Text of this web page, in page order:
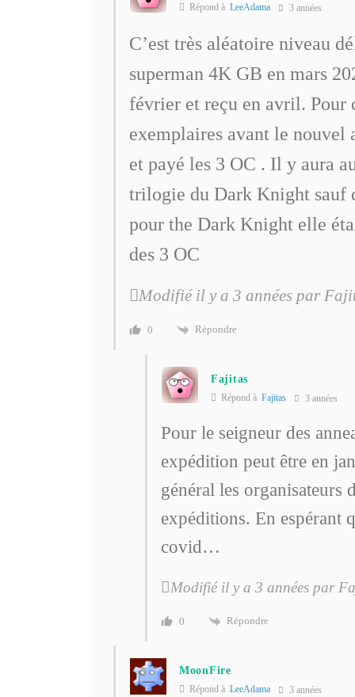
Répond à LeeAdama 3 années
C’est très aléatoire niveau
superman 4K GB en mars
février et reçu en avril. Pour
exemplaires avant le
et payé les 3 OC . Il y aura
trilogie du Dark Knight sauf
pour the Dark Knight elle
des 3 OC
Modifié il y a 3 années par
0 Répondre
Fajitas
Répond à Fajitas 3 années
Pour le seigneur des
expédition peut être en
général les organisateurs
expéditions. En espérant
covid…
Modifié il y a 3 années par
0 Répondre
MoonFire
Répond à LeeAdama 3 années